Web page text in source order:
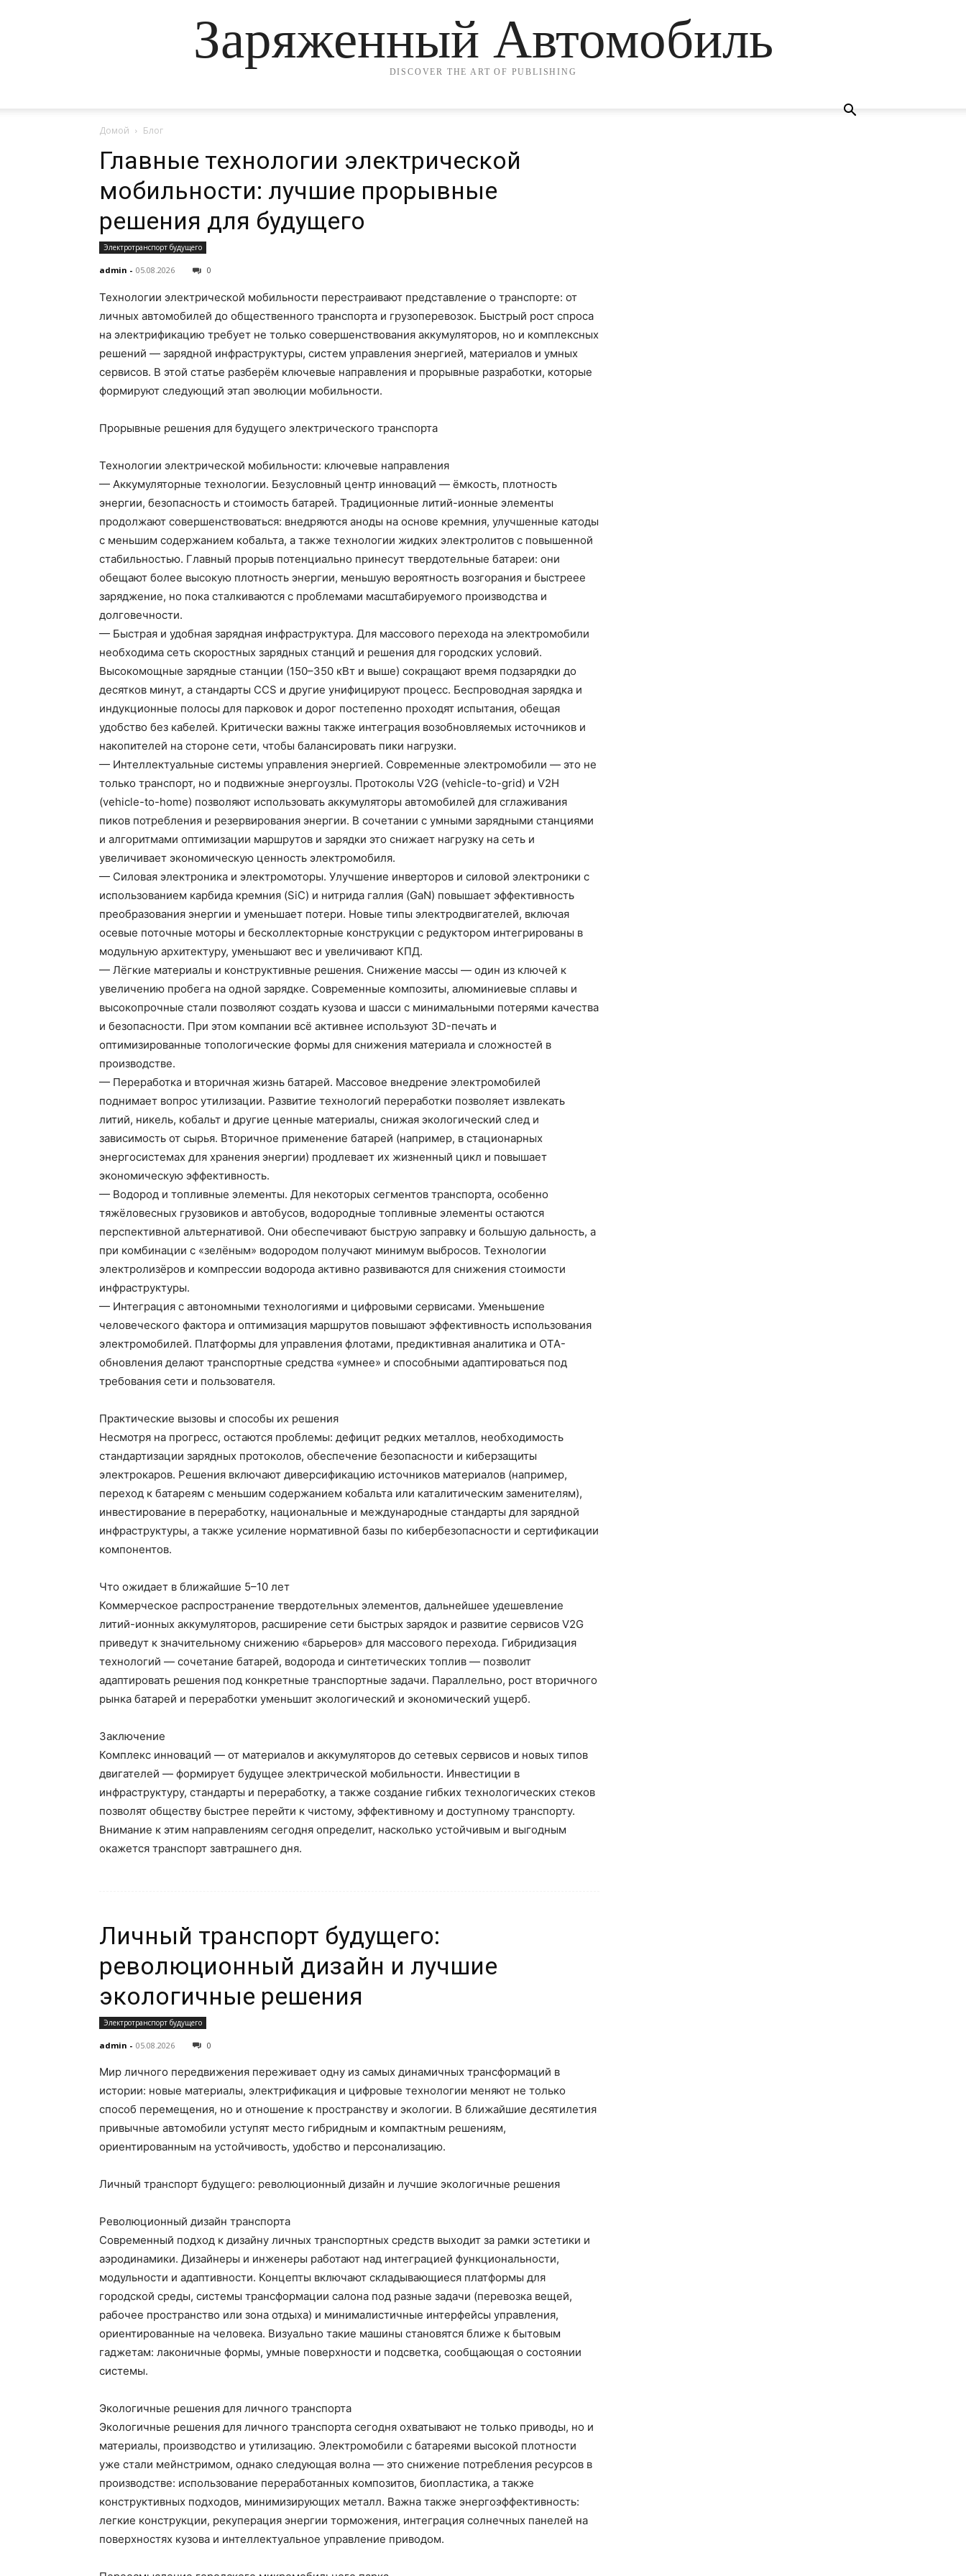
Заряженный Автомобиль
DISCOVER THE ART OF PUBLISHING
Домой Блог
Главные технологии электрической
мобильности: лучшие прорывные
решения для будущего
Электротранспорт будущего
admin - 05.08.2026 0
Технологии электрической мобильности перестраивают представление о транспорте: от
личных автомобилей до общественного транспорта и грузоперевозок. Быстрый рост спроса
на электрификацию требует не только совершенствования аккумуляторов, но и комплексных
решений — зарядной инфраструктуры, систем управления энергией, материалов и умных
сервисов. В этой статье разберём ключевые направления и прорывные разработки, которые
формируют следующий этап эволюции мобильности.
Прорывные решения для будущего электрического транспорта
Технологии электрической мобильности: ключевые направления
— Аккумуляторные технологии. Безусловный центр инноваций — ёмкость, плотность
энергии, безопасность и стоимость батарей. Традиционные литий-ионные элементы
продолжают совершенствоваться: внедряются аноды на основе кремния, улучшенные катоды
с меньшим содержанием кобальта, а также технологии жидких электролитов с повышенной
стабильностью. Главный прорыв потенциально принесут твердотельные батареи: они
обещают более высокую плотность энергии, меньшую вероятность возгорания и быстреее
заряджение, но пока сталкиваются с проблемами масштабируемого производства и
долговечности.
— Быстрая и удобная зарядная инфраструктура. Для массового перехода на электромобили
необходима сеть скоростных зарядных станций и решения для городских условий.
Высокомощные зарядные станции (150–350 кВт и выше) сокращают время подзарядки до
десятков минут, а стандарты CCS и другие унифицируют процесс. Беспроводная зарядка и
индукционные полосы для парковок и дорог постепенно проходят испытания, обещая
удобство без кабелей. Критически важны также интеграция возобновляемых источников и
накопителей на стороне сети, чтобы балансировать пики нагрузки.
— Интеллектуальные системы управления энергией. Современные электромобили — это не
только транспорт, но и подвижные энергоузлы. Протоколы V2G (vehicle-to-grid) и V2H
(vehicle-to-home) позволяют использовать аккумуляторы автомобилей для сглаживания
пиков потребления и резервирования энергии. В сочетании с умными зарядными станциями
и алгоритмами оптимизации маршрутов и зарядки это снижает нагрузку на сеть и
увеличивает экономическую ценность электромобиля.
— Силовая электроника и электромоторы. Улучшение инверторов и силовой электроники с
использованием карбида кремния (SiC) и нитрида галлия (GaN) повышает эффективность
преобразования энергии и уменьшает потери. Новые типы электродвигателей, включая
осевые поточные моторы и бесколлекторные конструкции с редуктором интегрированы в
модульную архитектуру, уменьшают вес и увеличивают КПД.
— Лёгкие материалы и конструктивные решения. Снижение массы — один из ключей к
увеличению пробега на одной зарядке. Современные композиты, алюминиевые сплавы и
высокопрочные стали позволяют создать кузова и шасси с минимальными потерями качества
и безопасности. При этом компании всё активнее используют 3D-печать и
оптимизированные топологические формы для снижения материала и сложностей в
производстве.
— Переработка и вторичная жизнь батарей. Массовое внедрение электромобилей
поднимает вопрос утилизации. Развитие технологий переработки позволяет извлекать
литий, никель, кобальт и другие ценные материалы, снижая экологический след и
зависимость от сырья. Вторичное применение батарей (например, в стационарных
энергосистемах для хранения энергии) продлевает их жизненный цикл и повышает
экономическую эффективность.
— Водород и топливные элементы. Для некоторых сегментов транспорта, особенно
тяжёловесных грузовиков и автобусов, водородные топливные элементы остаются
перспективной альтернативой. Они обеспечивают быструю заправку и большую дальность, а
при комбинации с «зелёным» водородом получают минимум выбросов. Технологии
электролизёров и компрессии водорода активно развиваются для снижения стоимости
инфраструктуры.
— Интеграция с автономными технологиями и цифровыми сервисами. Уменьшение
человеческого фактора и оптимизация маршрутов повышают эффективность использования
электромобилей. Платформы для управления флотами, предиктивная аналитика и OTA-
обновления делают транспортные средства «умнее» и способными адаптироваться под
требования сети и пользователя.
Практические вызовы и способы их решения
Несмотря на прогресс, остаются проблемы: дефицит редких металлов, необходимость
стандартизации зарядных протоколов, обеспечение безопасности и киберзащиты
электрокаров. Решения включают диверсификацию источников материалов (например,
переход к батареям с меньшим содержанием кобальта или каталитическим заменителям),
инвестирование в переработку, национальные и международные стандарты для зарядной
инфраструктуры, а также усиление нормативной базы по кибербезопасности и сертификации
компонентов.
Что ожидает в ближайшие 5–10 лет
Коммерческое распространение твердотельных элементов, дальнейшее удешевление
литий-ионных аккумуляторов, расширение сети быстрых зарядок и развитие сервисов V2G
приведут к значительному снижению «барьеров» для массового перехода. Гибридизация
технологий — сочетание батарей, водорода и синтетических топлив — позволит
адаптировать решения под конкретные транспортные задачи. Параллельно, рост вторичного
рынка батарей и переработки уменьшит экологический и экономический ущерб.
Заключение
Комплекс инноваций — от материалов и аккумуляторов до сетевых сервисов и новых типов
двигателей — формирует будущее электрической мобильности. Инвестиции в
инфраструктуру, стандарты и переработку, а также создание гибких технологических стеков
позволят обществу быстрее перейти к чистому, эффективному и доступному транспорту.
Внимание к этим направлениям сегодня определит, насколько устойчивым и выгодным
окажется транспорт завтрашнего дня.
Личный транспорт будущего:
революционный дизайн и лучшие
экологичные решения
Электротранспорт будущего
admin - 05.08.2026 0
Мир личного передвижения переживает одну из самых динамичных трансформаций в
истории: новые материалы, электрификация и цифровые технологии меняют не только
способ перемещения, но и отношение к пространству и экологии. В ближайшие десятилетия
привычные автомобили уступят место гибридным и компактным решениям,
ориентированным на устойчивость, удобство и персонализацию.
Личный транспорт будущего: революционный дизайн и лучшие экологичные решения
Революционный дизайн транспорта
Современный подход к дизайну личных транспортных средств выходит за рамки эстетики и
аэродинамики. Дизайнеры и инженеры работают над интеграцией функциональности,
модульности и адаптивности. Концепты включают складывающиеся платформы для
городской среды, системы трансформации салона под разные задачи (перевозка вещей,
рабочее пространство или зона отдыха) и минималистичные интерфейсы управления,
ориентированные на человека. Визуально такие машины становятся ближе к бытовым
гаджетам: лаконичные формы, умные поверхности и подсветка, сообщающая о состоянии
системы.
Экологичные решения для личного транспорта
Экологичные решения для личного транспорта сегодня охватывают не только приводы, но и
материалы, производство и утилизацию. Электромобили с батареями высокой плотности
уже стали мейнстримом, однако следующая волна — это снижение потребления ресурсов в
производстве: использование переработанных композитов, биопластика, а также
конструктивных подходов, минимизирующих металл. Важна также энергоэффективность:
легкие конструкции, рекуперация энергии торможения, интеграция солнечных панелей на
поверхностях кузова и интеллектуальное управление приводом.